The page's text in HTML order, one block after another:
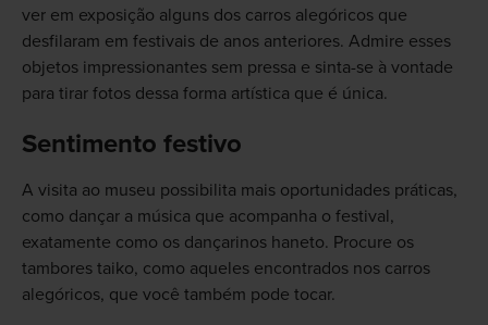
ver em exposição alguns dos carros alegóricos que
desfilaram em festivais de anos anteriores. Admire esses
objetos impressionantes sem pressa e sinta-se à vontade
para tirar fotos dessa forma artística que é única.
Sentimento festivo
A visita ao museu possibilita mais oportunidades práticas,
como dançar a música que acompanha o festival,
exatamente como os dançarinos haneto. Procure os
tambores taiko, como aqueles encontrados nos carros
alegóricos, que você também pode tocar.